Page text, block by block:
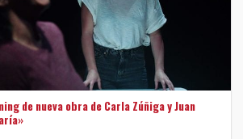
de nueva obra de Carla Zúñiga y Juan